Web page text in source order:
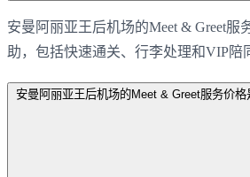
安曼阿丽亚王后机场的Meet & Greet服
助，包括快速通关、行李处理和VIP陪
安曼阿丽亚王后机场的Meet & Greet服务价格